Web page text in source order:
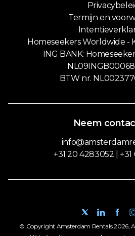
Termijn en
Homeseekers Worldwide -
ING BANK:
BTW nr.
Neem
+31 20 4283052 | +31
© Copyright Amsterdam Rentals 2026,